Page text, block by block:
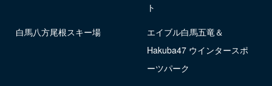
ト
白馬八方尾根スキー場
エイブル白馬五竜＆
Hakuba47 ウインタースポ
ーツパーク